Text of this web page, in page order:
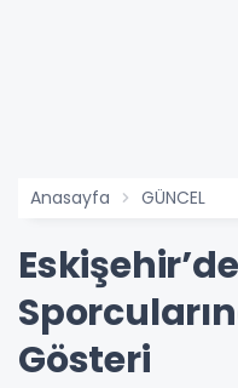
Anasayfa GÜNCEL
Gösteri